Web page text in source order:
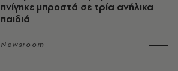
πνίγηκε μπροστά σε τρία ανήλικα
παιδιά
Newsroom